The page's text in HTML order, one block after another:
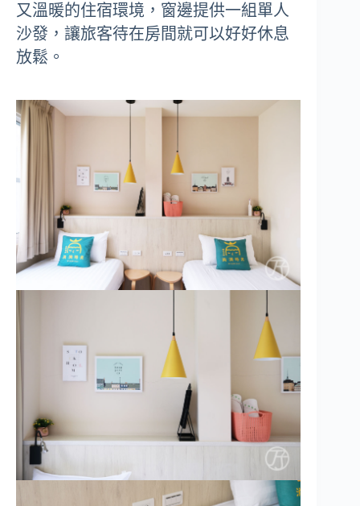
又溫暖的住宿環境，窗邊提供一組單人
沙發，讓旅客待在房間就可以好好休息
放鬆。